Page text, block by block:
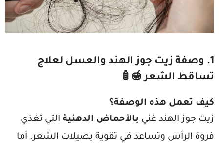
1. وصفة زيت جوز الهند والعسل لعلاج
تساقط الشعر 🍯🧴
كيف تعمل هذه الوصفة؟
زيت جوز الهند غني بالأحماض الدهنية التي تغذي
فروة الرأس وتساعد في تقوية بصيلات الشعر. أما